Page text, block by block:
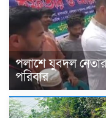
পলাশে যুবদল
পরিবার